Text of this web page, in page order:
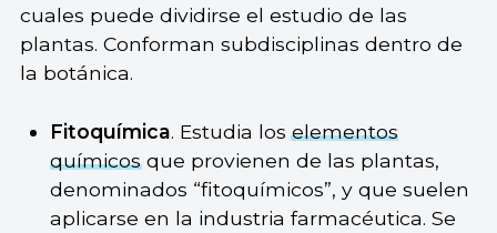
cuales puede dividirse el estudio de las
plantas. Conforman subdisciplinas dentro de
la botánica.
Fitoquímica. Estudia loselementos
químicosque provienen de las plantas,
denominados “fitoquímicos”, y que suelen
aplicarse en la industria farmacéutica. Se